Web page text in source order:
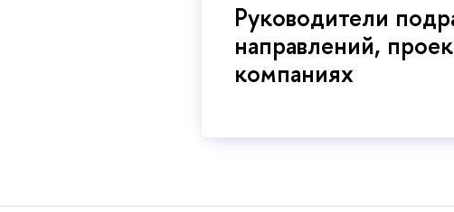
Руководители
направлений,
компаниях